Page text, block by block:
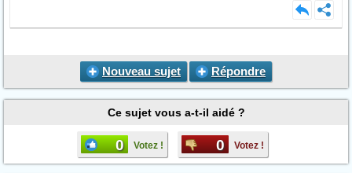
Nouveau sujet Répondre
Ce sujet vous a-t-il aidé ?
0 Votez ! 0 Votez !